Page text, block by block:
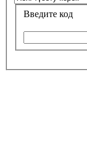
Введите код